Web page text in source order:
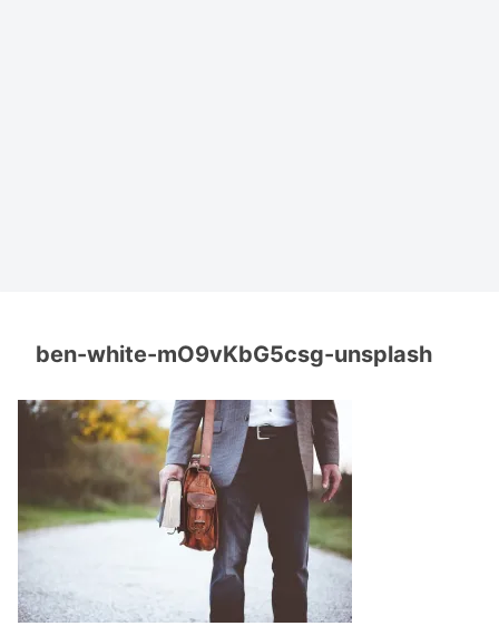
ben-white-mO9vKbG5csg-unsplash